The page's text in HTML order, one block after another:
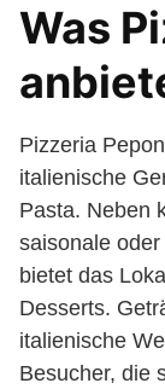
Was
Pizzeria
italienische
Pasta. Neben
saisonale
bietet das
Desserts.
italienische
Besucher, die